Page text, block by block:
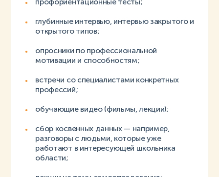
глубинные интервью, интервью закрытого и
открытого типов;
опросники по профессиональной
мотивации и способностям;
встречи со специалистами конкретных
профессий;
обучающие видео (фильмы, лекции);
сбор косвенных данных — например,
разговоры с людьми, которые уже
работают в интересующей школьника
области;